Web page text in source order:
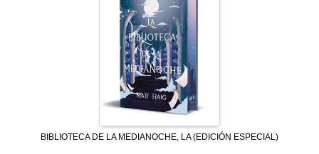
BIBLIOTECA DE LA MEDIANOCHE, LA (EDICIÓN ESPECIAL)